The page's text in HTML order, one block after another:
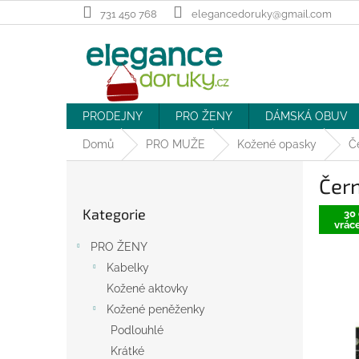
na
731 450 768 elegancedoruky@gmail.com
PRODEJNY PRO ŽENY DÁMSKÁ OBUV
Domů PRO MUŽE Kožené opasky
kategorie
Kategorie
PRO ŽENY
Kabelky
Kožené aktovky
Kožené peněženky
Podlouhlé
Krátké
30